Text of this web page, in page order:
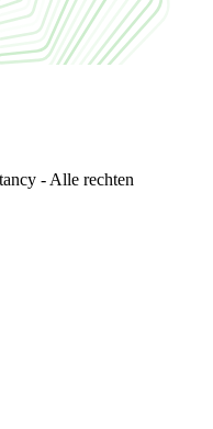
- Alle rechten